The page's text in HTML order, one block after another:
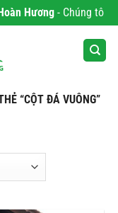
Hương- Chúng tôi
“CỘT ĐÁ VUÔNG”